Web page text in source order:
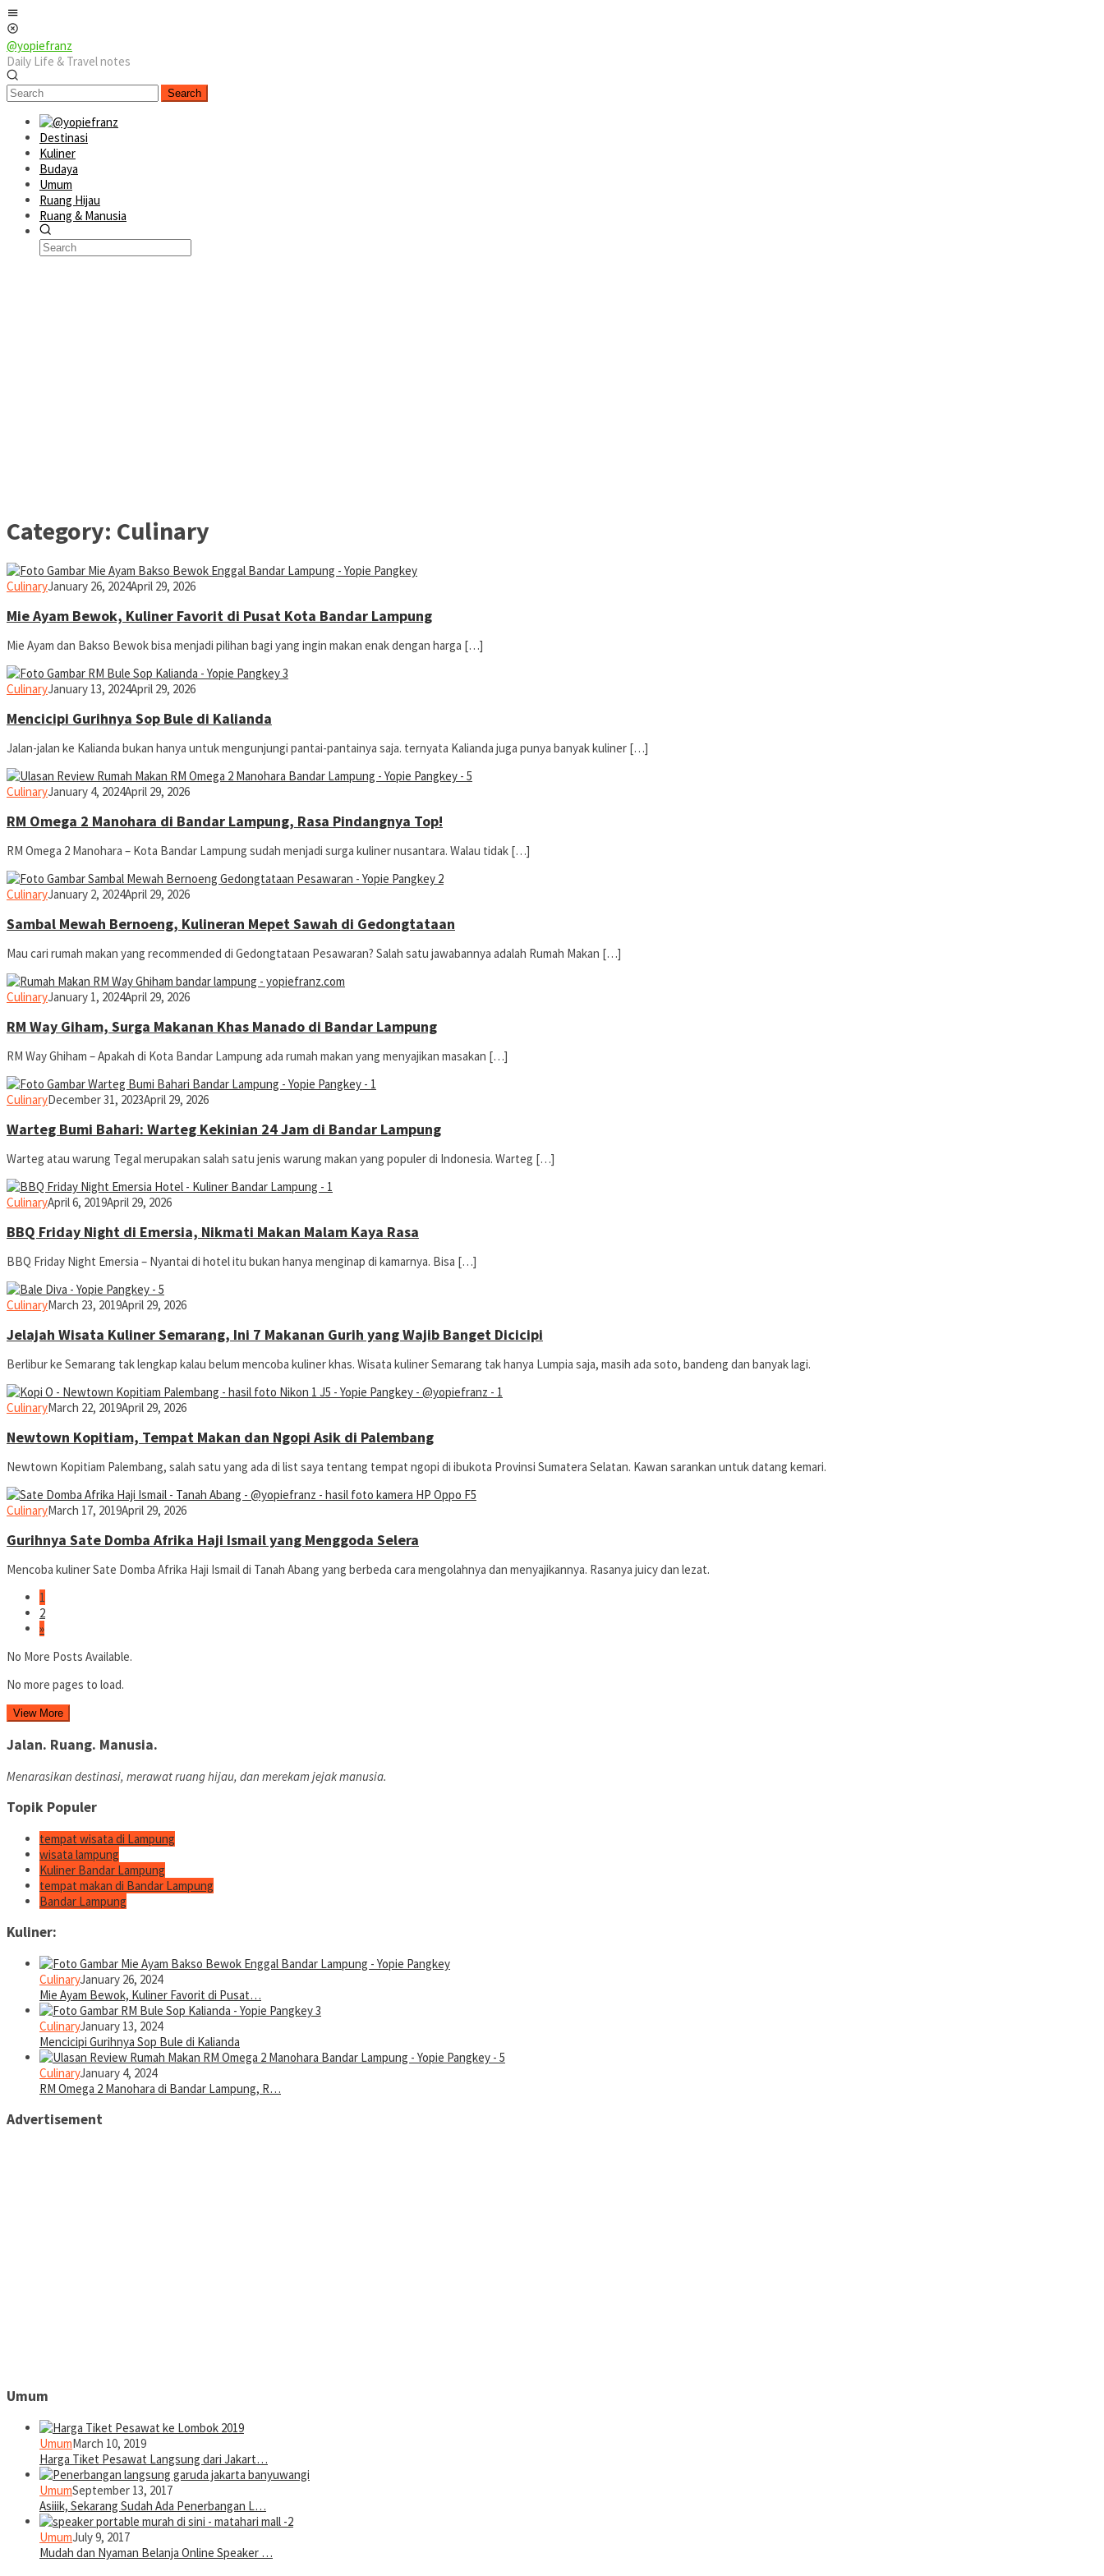
Skip
to
content
@yopiefranz
Daily Life & Travel notes
Search
Destinasi
Kuliner
Budaya
Umum
Ruang Hijau
Ruang & Manusia
Category: Culinary
Culinaryyopiefranz
January 26, 2024April 29, 2026
Mie Ayam Bewok, Kuliner Favorit di Pusat Kota Bandar Lampung
Mie Ayam dan Bakso Bewok bisa menjadi pilihan bagi yang ingin makan enak dengan harga […]
Culinaryyopiefranz
January 13, 2024April 29, 2026
Mencicipi Gurihnya Sop Bule di Kalianda
Jalan-jalan ke Kalianda bukan hanya untuk mengunjungi pantai-pantainya saja. ternyata Kalianda juga punya banyak kuliner […]
Culinaryyopiefranz
January 4, 2024April 29, 2026
RM Omega 2 Manohara di Bandar Lampung, Rasa Pindangnya Top!
RM Omega 2 Manohara – Kota Bandar Lampung sudah menjadi surga kuliner nusantara. Walau tidak […]
Culinaryyopiefranz
January 2, 2024April 29, 2026
Sambal Mewah Bernoeng, Kulineran Mepet Sawah di Gedongtataan
Mau cari rumah makan yang recommended di Gedongtataan Pesawaran? Salah satu jawabannya adalah Rumah Makan […]
Culinaryyopiefranz
January 1, 2024April 29, 2026
RM Way Giham, Surga Makanan Khas Manado di Bandar Lampung
RM Way Ghiham – Apakah di Kota Bandar Lampung ada rumah makan yang menyajikan masakan […]
Culinaryyopiefranz
December 31, 2023April 29, 2026
Warteg Bumi Bahari: Warteg Kekinian 24 Jam di Bandar Lampung
Warteg atau warung Tegal merupakan salah satu jenis warung makan yang populer di Indonesia. Warteg […]
Culinaryyopiefranz
April 6, 2019April 29, 2026
BBQ Friday Night di Emersia, Nikmati Makan Malam Kaya Rasa
BBQ Friday Night Emersia – Nyantai di hotel itu bukan hanya menginap di kamarnya. Bisa […]
Culinaryyopiefranz
March 23, 2019April 29, 2026
Jelajah Wisata Kuliner Semarang, Ini 7 Makanan Gurih yang Wajib Banget Dicicipi
Berlibur ke Semarang tak lengkap kalau belum mencoba kuliner khas. Wisata kuliner Semarang tak hanya Lumpia saja, masih ada soto, bandeng dan banyak lagi.
Culinaryyopiefranz
March 22, 2019April 29, 2026
Newtown Kopitiam, Tempat Makan dan Ngopi Asik di Palembang
Newtown Kopitiam Palembang, salah satu yang ada di list saya tentang tempat ngopi di ibukota Provinsi Sumatera Selatan. Kawan sarankan untuk datang kemari.
Culinaryyopiefranz
March 17, 2019April 29, 2026
Gurihnya Sate Domba Afrika Haji Ismail yang Menggoda Selera
Mencoba kuliner Sate Domba Afrika Haji Ismail di Tanah Abang yang berbeda cara mengolahnya dan menyajikannya. Rasanya juicy dan lezat.
1
2
»
No More Posts Available.
No more pages to load.
View More
Jalan. Ruang. Manusia.
Menarasikan destinasi, merawat ruang hijau, dan merekam jejak manusia.
Topik Populer
tempat wisata di Lampung
wisata lampung
Kuliner Bandar Lampung
tempat makan di Bandar Lampung
Bandar Lampung
Kuliner:
CulinaryJanuary 26, 2024
Mie Ayam Bewok, Kuliner Favorit di Pusat…
CulinaryJanuary 13, 2024
Mencicipi Gurihnya Sop Bule di Kalianda
CulinaryJanuary 4, 2024
RM Omega 2 Manohara di Bandar Lampung, R…
Advertisement
Umum
UmumMarch 10, 2019
Harga Tiket Pesawat Langsung dari Jakart…
UmumSeptember 13, 2017
Asiiik, Sekarang Sudah Ada Penerbangan L…
UmumJuly 9, 2017
Mudah dan Nyaman Belanja Online Speaker …